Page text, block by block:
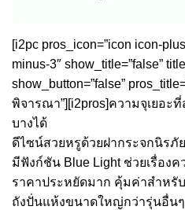
[i2pc pros_icon=”icon icon-
minus-3″ show_title=”false”
show_button=”false”
พิจารณา”][i2pros]ความจุเยอะ
บางได้
ดีไซน์สวยหรูด้วยฝากระจกนิรภั
มีฟังก์ชัน Blue Light ช่วยเรื่อง
ราคาประหยัดมาก คุ้มค่าสำหรั
ถังปั่นแห้งขนาดใหญ่กว่ารุ่นอื่นๆ